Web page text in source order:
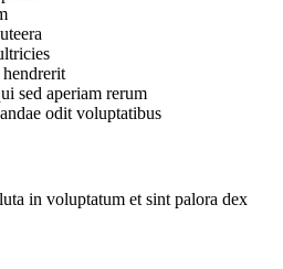
sed aperiam rerum
odit voluptatibus
in voluptatum et sint palora dex